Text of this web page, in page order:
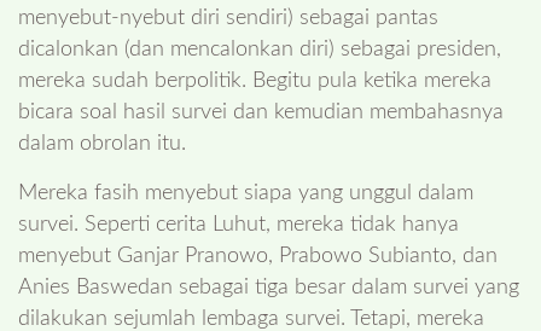
menyebut-nyebut diri sendiri) sebagai pantas
dicalonkan (dan mencalonkan diri) sebagai presiden,
mereka sudah berpolitik. Begitu pula ketika mereka
bicara soal hasil survei dan kemudian membahasnya
dalam obrolan itu.
Mereka fasih menyebut siapa yang unggul dalam
survei. Seperti cerita Luhut, mereka tidak hanya
menyebut Ganjar Pranowo, Prabowo Subianto, dan
Anies Baswedan sebagai tiga besar dalam survei yang
dilakukan sejumlah lembaga survei. Tetapi, mereka